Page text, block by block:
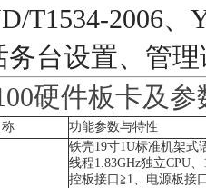
T1534-2006
务台设置、管
硬件板卡及参
功能参数与特性
铁壳19寸1U标准机架式
线程1.83GHz独立CPU
控板接口≧1、电源板接